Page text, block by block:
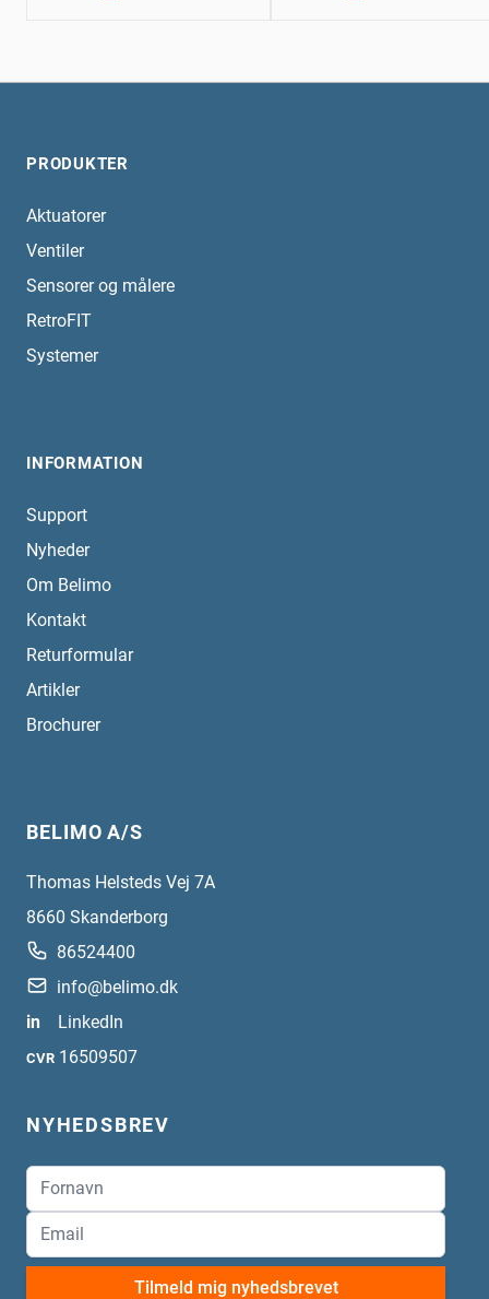
PRODUKTER
Aktuatorer
Ventiler
Sensorer og målere
RetroFIT
Systemer
INFORMATION
Support
Nyheder
Om Belimo
Kontakt
Returformular
Artikler
Brochurer
BELIMO A/S
Thomas Helsteds Vej 7A
8660 Skanderborg
86524400
info@belimo.dk
in
LinkedIn
CVR 16509507
NYHEDSBREV
Tilmeld mig nyhedsbrevet